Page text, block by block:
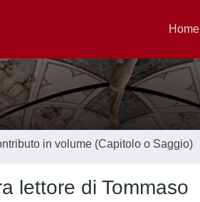
Home
in volume (Capitolo o Saggio)
lettore di Tommaso